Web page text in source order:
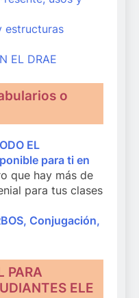
estructuras
EL DRAE
o
EL
para ti en
que hay más de
para tus clases
Conjugación,
PARA
ELE